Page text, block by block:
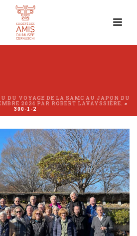
DU VOYAGE DE LA SAMC AU JAPON DU
2024 PAR ROBERT LAVAYSSIÈRE. »
300-1-2